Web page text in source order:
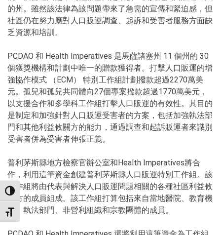
TOGGLE HIGH CONTRAST
TOGGLE FONT SIZE
的州。雖然該法律為該問題帶來了急需的宣傳和緊迫感，但
社區仍在努力應對人口販運調查、起訴和受害者服務方面缺
乏資源和培訓。
PCDAO 和 Health Imperatives 是馬薩諸塞州 11 個州的 30
個獲獎機構和計劃中唯一的贈款獲得者。打擊人口販運的增
強協作模式 （ECM） 特別工作組計劃撥款超過2270萬美
元。孤兒和孤兒共同體向27個專案撥款超過1770萬美元，
以支援合作和多學科工作組打擊人口販運的有效性。其目的
是制定和加強針對人口販運受害者的方案，包括加強執法部
門和其他利益攸關方的能力，通過調查和起訴販運者來識別
受害者併為受害者伸張正義。
普利茅斯縣地方檢察官辦公室和Health Imperatives將合
作，利用這筆資金創建普利茅斯縣人口販運特別工作組。該
工作組將由代表與解決人口販運問題相關的各種社區利益攸
關方的成員組成。該工作組打算包括來自當地醫院、教育機
構、執法部門、非營利組織和宗教團體的成員。